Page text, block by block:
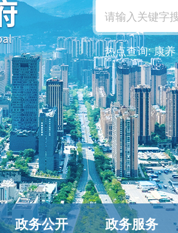
热点查询:康养
政务公开 政务服务